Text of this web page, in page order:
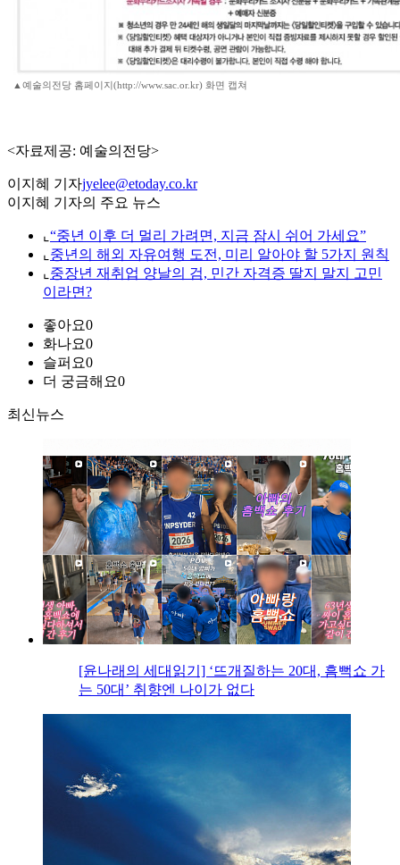
▲예술의전당 홈페이지(http://www.sac.or.kr) 화면 캡쳐
<자료제공: 예술의전당>
이지혜 기자jyelee@etoday.co.kr
이지혜 기자의 주요 뉴스
⌞ “중년 이후 더 멀리 가려면, 지금 잠시 쉬어 가세요”
⌞ 중년의 해외 자유여행 도전, 미리 알아야 할 5가지 원칙
⌞ 중장년 재취업 양날의 검, 민간 자격증 딸지 말지 고민
이라면?
좋아요0
화나요0
슬퍼요0
더 궁금해요0
최신뉴스
[윤나래의 세대읽기] ‘뜨개질하는 20대, 흠뻑쇼 가
는 50대’ 취향엔 나이가 없다